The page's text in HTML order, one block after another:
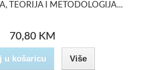
TEORIJA I METODOLOGIJA...
70,80 KM
u košaricu Više